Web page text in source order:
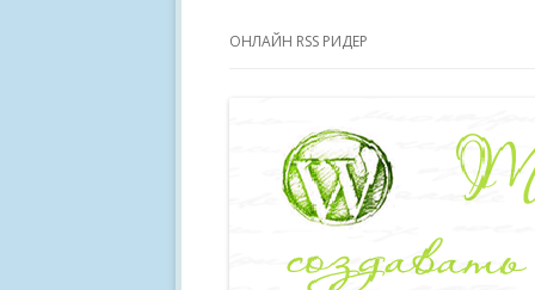
ОНЛАЙН RSS РИДЕР